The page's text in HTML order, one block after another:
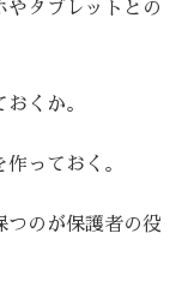
やタブレットとの
くか。
っておく。
つのが保護者の役